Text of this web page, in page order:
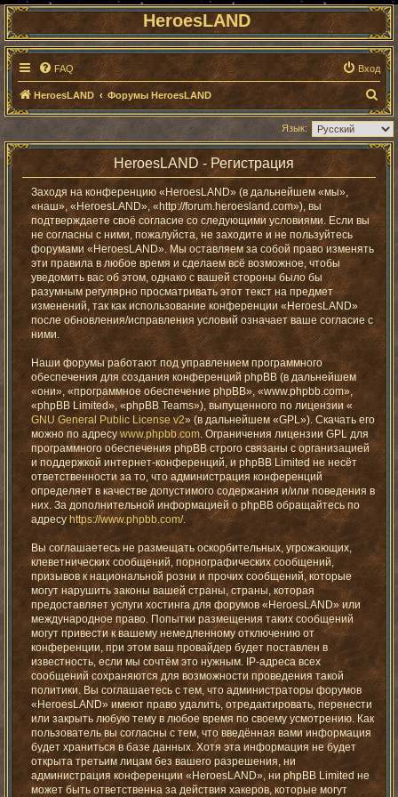
HeroesLAND
FAQ Вход
HeroesLAND Форумы HeroesLAND
П
о
и
Язык:
HeroesLAND - Регистрация
Заходя на конференцию «HeroesLAND» (в дальнейшем «мы»,
«наш», «HeroesLAND», «http://forum.heroesland.com»), вы
подтверждаете своё согласие со следующими условиями. Если вы
не согласны с ними, пожалуйста, не заходите и не пользуйтесь
форумами «HeroesLAND». Мы оставляем за собой право изменять
эти правила в любое время и сделаем всё возможное, чтобы
уведомить вас об этом, однако с вашей стороны было бы
разумным регулярно просматривать этот текст на предмет
изменений, так как использование конференции «HeroesLAND»
после обновления/исправления условий означает ваше согласие с
ними.
Наши форумы работают под управлением программного
обеспечения для создания конференций phpBB (в дальнейшем
«они», «программное обеспечение phpBB», «www.phpbb.com»,
«phpBB Limited», «phpBB Teams»), выпущенного по лицензии «
GNU General Public License v2» (в дальнейшем «GPL»). Скачать его
можно по адресуwww.phpbb.com. Ограничения лицензии GPL для
программного обеспечения phpBB строго связаны с организацией
и поддержкой интернет-конференций, и phpBB Limited не несёт
ответственности за то, что администрация конференций
определяет в качестве допустимого содержания и/или поведения в
них. За дополнительной информацией о phpBB обращайтесь по
адресу https://www.phpbb.com/.
Вы соглашаетесь не размещать оскорбительных, угрожающих,
клеветнических сообщений, порнографических сообщений,
призывов к национальной розни и прочих сообщений, которые
могут нарушить законы вашей страны, страны, которая
предоставляет услуги хостинга для форумов «HeroesLAND» или
международное право. Попытки размещения таких сообщений
могут привести к вашему немедленному отключению от
конференции, при этом ваш провайдер будет поставлен в
известность, если мы сочтём это нужным. IP-адреса всех
сообщений сохраняются для возможности проведения такой
политики. Вы соглашаетесь с тем, что администраторы форумов
«HeroesLAND» имеют право удалить, отредактировать, перенести
или закрыть любую тему в любое время по своему усмотрению. Как
пользователь вы согласны с тем, что введённая вами информация
будет храниться в базе данных. Хотя эта информация не будет
открыта третьим лицам без вашего разрешения, ни
администрация конференции «HeroesLAND», ни phpBB Limited не
может быть ответственна за действия хакеров, которые могут